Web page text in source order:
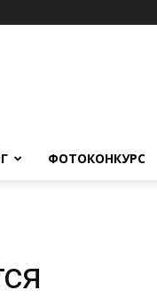
ФОТОКОНКУРС